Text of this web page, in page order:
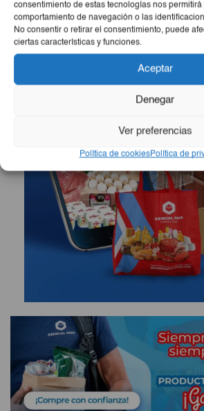
consentimiento de estas tecnologías nos permitirá
comportamiento de navegación o las
No consentir o retirar el consentimiento, puede
ciertas características y funciones.
Aceptar
Denegar
Ver preferencias
Política de cookiesPolítica de